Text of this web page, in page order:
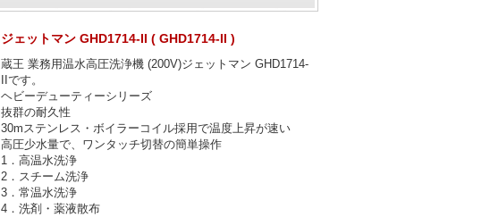
ジェットマン GHD1714-II ( GHD1714-II )
蔵王 業務用温水高圧洗浄機 (200V)ジェットマン GHD1714-
IIです。
ヘビーデューティーシリーズ
抜群の耐久性
30mステンレス・ボイラーコイル採用で温度上昇が速い
高圧少水量で、ワンタッチ切替の簡単操作
1．高温水洗浄
2．スチーム洗浄
3．常温水洗浄
4．洗剤・薬液散布